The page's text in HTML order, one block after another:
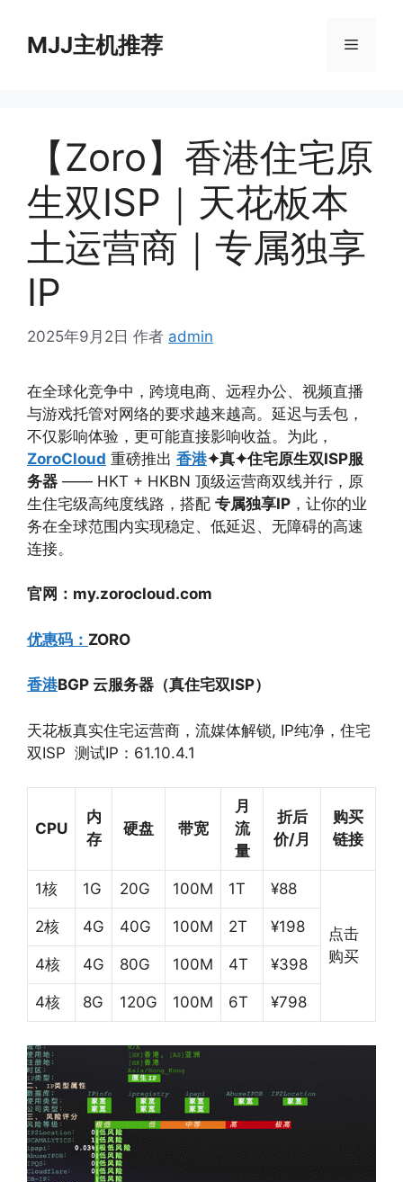
MJJ主机推荐 菜
【Zoro】香港住宅原
生双ISP｜天花板本
土运营商｜专属独享
IP
2025年9月2日 作者 admin
在全球化竞争中，跨境电商、远程办公、视频直播
与游戏托管对网络的要求越来越高。延迟与丢包，
不仅影响体验，更可能直接影响收益。为此，
ZoroCloud 重磅推出 香港✦真✦住宅原生双ISP服
务器 —— HKT + HKBN 顶级运营商双线并行，原
生住宅级高纯度线路，搭配 专属独享IP ，让你的业
务在全球范围内实现稳定、低延迟、无障碍的高速
连接。
官网：my.zorocloud.com
优惠码： ZORO
香港BGP 云服务器（真住宅双ISP）
天花板真实住宅运营商，流媒体解锁, IP纯净，住宅
双ISP 测试IP：61.10.4.1
CPU
内
存
硬盘 带宽
月
流
量
折后
价/月
购买
链接
1核 1G 20G 100M 1T ¥88
点击
购买
2核 4G 40G 100M 2T ¥198
4核 4G 80G 100M 4T ¥398
4核 8G 120G 100M 6T ¥798